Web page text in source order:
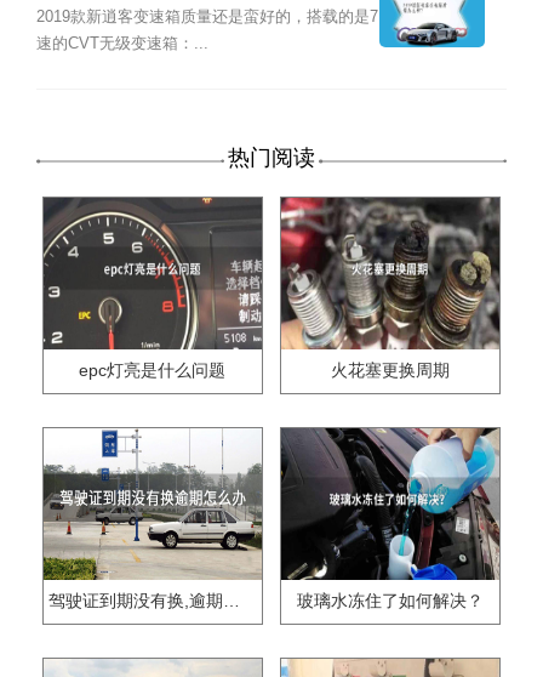
2019款新逍客变速箱质量还是蛮好的，搭载的是7
速的CVT无级变速箱：...
热门阅读
epc灯亮是什么问题 火花塞更换周期
驾驶证到期没有换,逾期怎么办?? 玻璃水冻住了如何解决？